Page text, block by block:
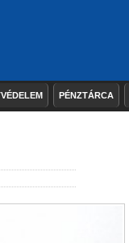
PÉNZTÁRCA